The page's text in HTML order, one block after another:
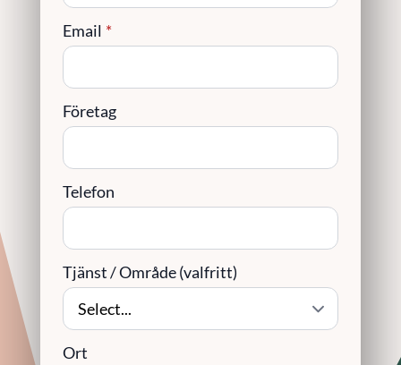
Email *
Företag
Telefon
Tjänst / Område (valfritt)
Ort